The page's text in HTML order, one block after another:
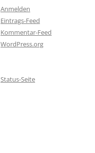
Anmelden
Eintrags-Feed
Kommentar-Feed
WordPress.org
Status-Seite